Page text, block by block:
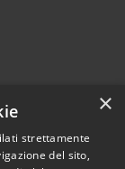
×
strettamente
del sito,